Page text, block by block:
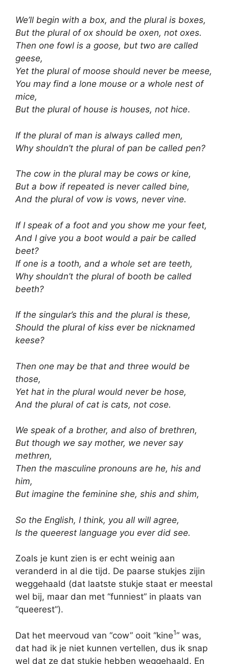
We’ll begin with a box, and the plural is boxes,
But the plural of ox should be oxen, not oxes.
Then one fowl is a goose, but two are called
geese,
Yet the plural of moose should never be meese,
You may find a lone mouse or a whole nest of
mice,
But the plural of house is houses, not hice.
If the plural of man is always called men,
Why shouldn’t the plural of pan be called pen?
The cow in the plural may be cows or kine,
But a bow if repeated is never called bine,
And the plural of vow is vows, never vine.
If I speak of a foot and you show me your feet,
And I give you a boot would a pair be called
beet?
If one is a tooth, and a whole set are teeth,
Why shouldn’t the plural of booth be called
beeth?
If the singular’s this and the plural is these,
Should the plural of kiss ever be nicknamed
keese?
Then one may be that and three would be
those,
Yet hat in the plural would never be hose,
And the plural of cat is cats, not cose.
We speak of a brother, and also of brethren,
But though we say mother, we never say
methren,
Then the masculine pronouns are he, his and
him,
But imagine the feminine she, shis and shim,
So the English, I think, you all will agree,
Is the queerest language you ever did see.
Zoals je kunt zien is er echt weinig aan
veranderd in al die tijd. De paarse stukjes zijin
weggehaald (dat laatste stukje staat er meestal
wel bij, maar dan met “funniest” in plaats van
“queerest”).
Dat het meervoud van “cow” ooit “kine1” was,
dat had ik je niet kunnen vertellen, dus ik snap
wel dat ze dat stukje hebben weggehaald. En